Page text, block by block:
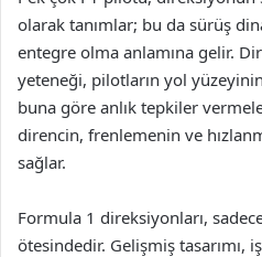
olarak tanımlar; bu da sürüş
entegre olma anlamına gelir.
yeteneği, pilotların yol
buna göre anlık tepkiler
direncin, frenlemenin ve
sağlar.
Formula 1 direksiyonları,
ötesindedir. Gelişmiş tasarımı,